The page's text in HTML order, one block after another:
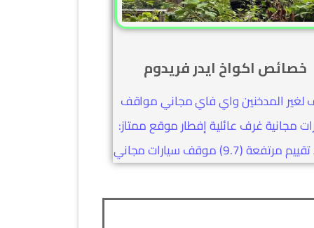
خصائص اكواخ ايدر فريدوم
لغير المدخنين واي فاي مجاني مواقف
مجانية غرف عائلية إفطار موقع ممتاز:
(9.7) موقف سيارات مجاني